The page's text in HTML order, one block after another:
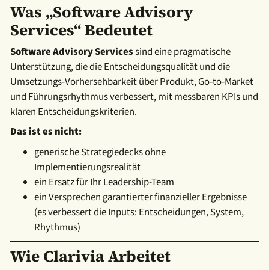
Was „Software Advisory
Services“ Bedeutet
Software Advisory Servicessind eine pragmatische
Unterstützung, die die Entscheidungsqualität und die
Umsetzungs-Vorhersehbarkeit über Produkt, Go-to-Market
und Führungsrhythmus verbessert, mit messbaren KPIs und
klaren Entscheidungskriterien.
Das ist es nicht:
generische Strategiedecks ohne
Implementierungsrealität
ein Ersatz für Ihr Leadership-Team
ein Versprechen garantierter finanzieller Ergebnisse
(es verbessert die Inputs: Entscheidungen, System,
Rhythmus)
Wie Clarivia Arbeitet